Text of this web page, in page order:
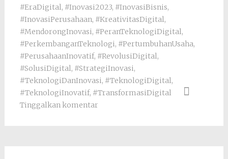
#EraDigital, #Inovasi2023, #InovasiBisnis,
#InovasiPerusahaan, #KreativitasDigital,
#MendorongInovasi, #PeranTeknologiDigital,
#PerkembanganTeknologi, #PertumbuhanUsaha,
#PerusahaanInovatif, #RevolusiDigital,
#SolusiDigital, #StrategiInovasi,
#TeknologiDanInovasi, #TeknologiDigital,
#TeknologiInovatif, #TransformasiDigital
Tinggalkan komentar